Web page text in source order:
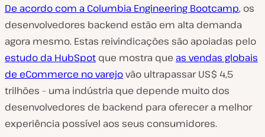
De acordo com a Columbia Engineering Bootcamp, os
desenvolvedores backend estão em alta demanda
agora mesmo. Estas reivindicações são apoiadas pelo
estudo da HubSpot que mostra que as vendas globais
de eCommerce no varejovão ultrapassar US$ 4,5
trilhões – uma indústria que depende muito dos
desenvolvedores de backend para oferecer a melhor
experiência possível aos seus consumidores.